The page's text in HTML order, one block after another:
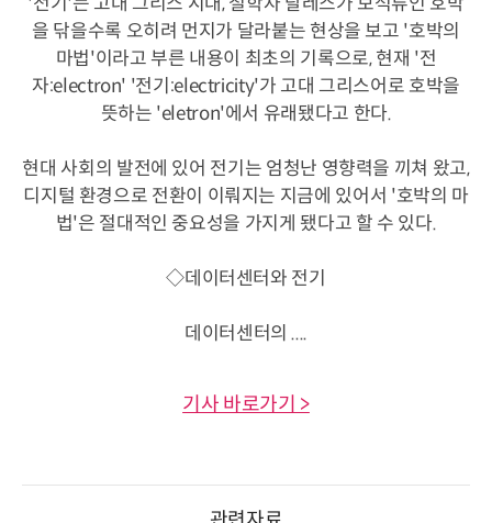
을 닦을수록 오히려 먼지가 달라붙는 현상을 보고 '호박의
마법'이라고 부른 내용이 최초의 기록으로, 현재 '전
자:electron' '전기:electricity'가 고대 그리스어로 호박을
뜻하는 'eletron'에서 유래됐다고 한다.
현대 사회의 발전에 있어 전기는 엄청난 영향력을 끼쳐 왔고,
디지털 환경으로 전환이 이뤄지는 지금에 있어서 '호박의 마
법'은 절대적인 중요성을 가지게 됐다고 할 수 있다.
◇데이터센터와 전기
데이터센터의 ....
기사 바로가기 >